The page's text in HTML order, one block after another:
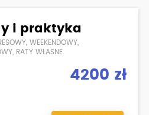
i praktyka
WEEKENDOWY,
RATY WŁASNE
4200 zł